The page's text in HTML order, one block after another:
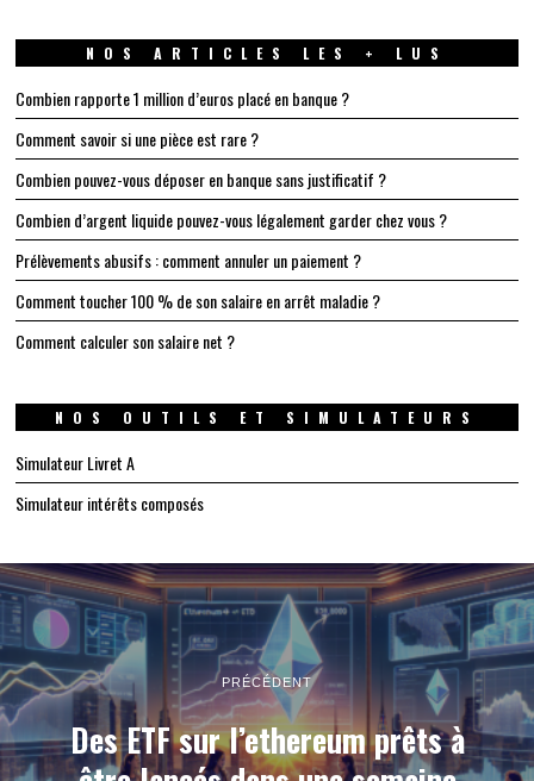
NOS ARTICLES LES + LUS
Combien rapporte 1 million d’euros placé en banque ?
Comment savoir si une pièce est rare ?
Combien pouvez-vous déposer en banque sans justificatif ?
Combien d’argent liquide pouvez-vous légalement garder chez vous ?
Prélèvements abusifs : comment annuler un paiement ?
Comment toucher 100 % de son salaire en arrêt maladie ?
Comment calculer son salaire net ?
NOS OUTILS ET SIMULATEURS
Simulateur Livret A
Simulateur intérêts composés
PRÉCÉDENT
Des ETF sur l’ethereum prêts à